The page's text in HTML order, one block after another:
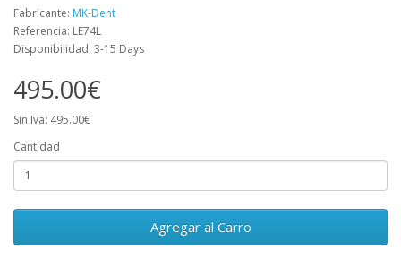
Fabricante: MK-Dent
Referencia: LE74L
Disponibilidad: 3-15 Days
495.00€
Sin Iva: 495.00€
Cantidad
Agregar al Carro